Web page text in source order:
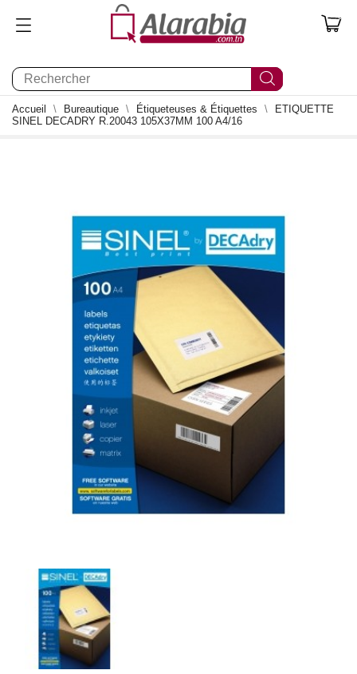
0
Accueil Bureautique Étiqueteuses & Étiquettes
ETIQUETTE
SINEL DECADRY R.20043 105X37MM 100 A4/16